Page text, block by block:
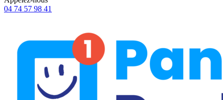
04 74 57 98 41